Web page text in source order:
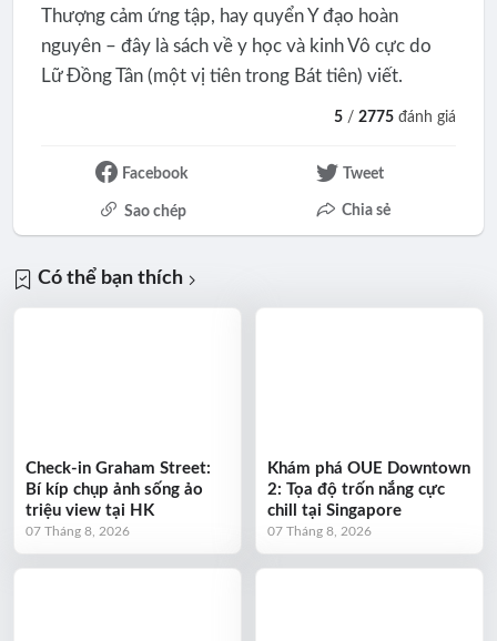
Thượng cảm ứng tập, hay quyển Y đạo hoàn
nguyên – đây là sách về y học và kinh Vô cực do
Lữ Đồng Tân (một vị tiên trong Bát tiên) viết.
5 /2775 đánh giá
Facebook Tweet
Sao chép Chia sẻ
Có thể bạn thích
Check-in Graham Street:
Bí kíp chụp ảnh sống ảo
triệu view tại HK
07 Tháng 8, 2026
Khám phá OUE Downtown
2: Tọa độ trốn nắng cực
chill tại Singapore
07 Tháng 8, 2026